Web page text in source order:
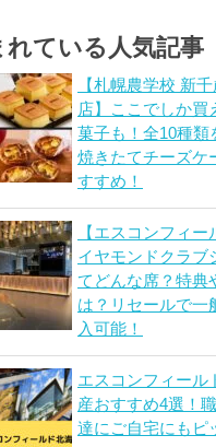
れている人気記事
【札幌農学校 新
店】ここでしか買
菓子も！全10種類
焼きたてチーズケ
すすめ！
【エスコンフィー
イヤモンドクラブ
てどんな席？特典
は？リセールで一
入可能！
エスコンフィール
産おすすめ4選！
達にご自宅にもピ